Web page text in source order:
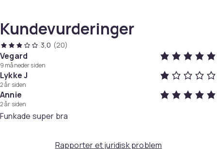
Multikompatibel adapter:Switch-adapteren
fungerer ikke bare med Nintendo Switch, men er også
kompatibel med PS4, PS 3, Xbox One, Xbox 360 og
andre plattformer. Den bruker den originale
spillkontrolleren som en "guide" og kan angi hvilken
som helst knapp på tastaturet og mus som en knapp
på kontrolleren.
Plug & Play: Adapteren er kompatibel med de fleste
Kundevurderinger
3,0 (20)
Vegard
9 måneder siden
Lykke J
2 år siden
Annie
2 år siden
Funkade super bra
Rapporter et juridisk problem